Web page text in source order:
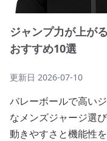
ジャンプ力が上が
おすすめ10選
更新日 2026-07-10
バレーボールで高い
なメンズジャージ選び
動きやすさと機能性